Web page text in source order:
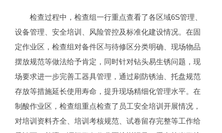
检查过程中，检查组一行重点查看了各区域6S管理、
设备管理、安全培训、风险管控及标准化建设情况。在固
定作业区，检查组对备件区与待修区分类明确、现场物品
摆放规范等做法给予肯定，同时针对钻头易生锈问题，现
场要求进一步完善工器具管理，通过刷防锈油、托盘规范
存放等措施延长使用寿命，提升现场精细化管理水平。在
制酸作业区，检查组重点检查了员工安全培训开展情况，
对培训资料齐全、培训考核规范、试卷留存完整等工作给